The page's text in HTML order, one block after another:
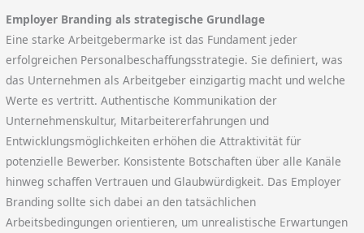
Employer Branding als strategische Grundlage
Eine starke Arbeitgebermarke ist das Fundament jeder
erfolgreichen Personalbeschaffungsstrategie. Sie definiert, was
das Unternehmen als Arbeitgeber einzigartig macht und welche
Werte es vertritt. Authentische Kommunikation der
Unternehmenskultur, Mitarbeitererfahrungen und
Entwicklungsmöglichkeiten erhöhen die Attraktivität für
potenzielle Bewerber. Konsistente Botschaften über alle Kanäle
hinweg schaffen Vertrauen und Glaubwürdigkeit. Das Employer
Branding sollte sich dabei an den tatsächlichen
Arbeitsbedingungen orientieren, um unrealistische Erwartungen